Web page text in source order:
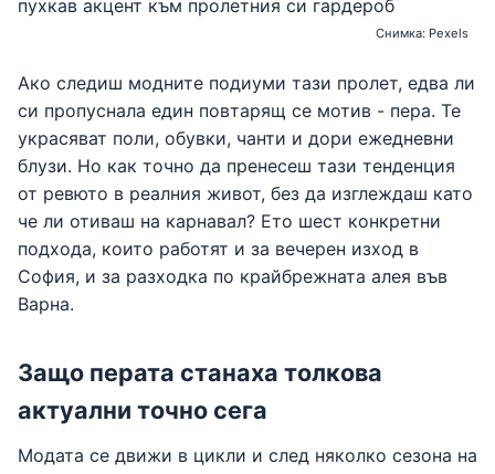
Снимка: Pexels
Ако следиш модните подиуми тази пролет, едва ли
си пропуснала един повтарящ се мотив - пера. Те
украсяват поли, обувки, чанти и дори ежедневни
блузи. Но как точно да пренесеш тази тенденция
от ревюто в реалния живот, без да изглеждаш като
че ли отиваш на карнавал? Ето шест конкретни
подхода, които работят и за вечерен изход в
София, и за разходка по крайбрежната алея във
Варна.
Защо перата станаха толкова
актуални точно сега
Модата се движи в цикли и след няколко сезона на